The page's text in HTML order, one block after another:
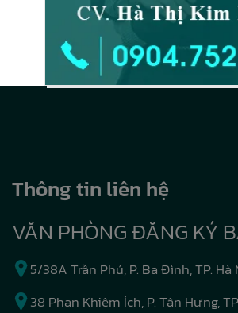
Thông tin liên hệ
VĂN PHÒNG ĐĂNG KÝ
5/38A Trần Phú, P. Ba Đình, TP. Hà
38 Phan Khiêm Ích, P. Tân Hưng,